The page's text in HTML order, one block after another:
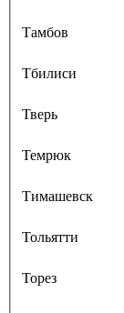
Тамбов
Тбилиси
Тверь
Темрюк
Тимашевск
Тольятти
Торез